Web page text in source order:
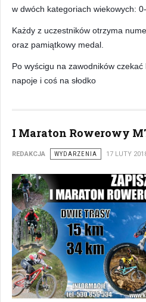
w dwóch kategoriach wiekowych:
Każdy z uczestników otrzyma
oraz pamiątkowy medal.
Po wyścigu na zawodników czekać
napoje i coś na słodko
I Maraton Rowerowy
REDAKCJA WYDARZENIA 17 LUTY